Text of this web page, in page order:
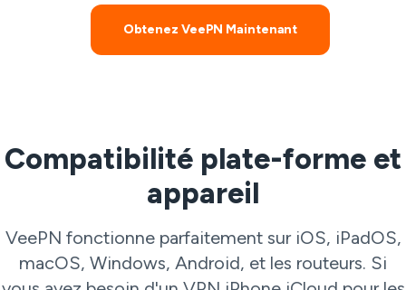
Obtenez VeePN Maintenant
Compatibilité plate-forme et
appareil
VeePN fonctionne parfaitement sur iOS, iPadOS,
macOS, Windows, Android, et les routeurs. Si